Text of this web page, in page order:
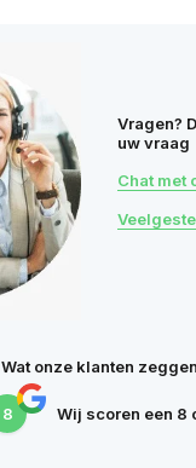
Vragen?
uw vraag
Chat met
Wat onze klanten zeggen
8 Wij scoren een 8